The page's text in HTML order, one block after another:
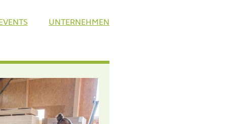
IN NEUEM TAB)
(ÖFFNET IN NEUEM TAB)
UNTERNEHMEN